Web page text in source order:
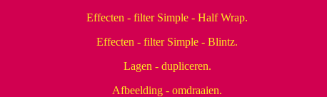
Effecten - filter Simple - Half Wrap.
Effecten - filter Simple - Blintz.
Lagen - dupliceren.
Afbeelding - omdraaien.